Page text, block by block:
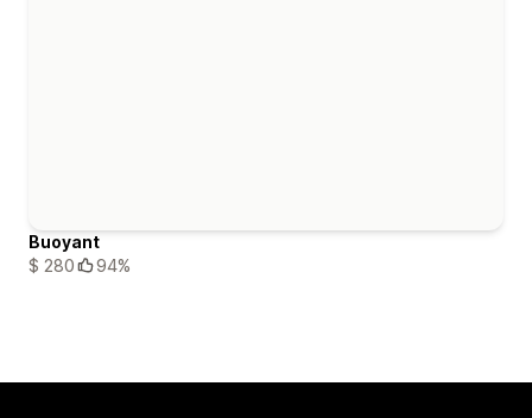
Buoyant
$ 280
94%